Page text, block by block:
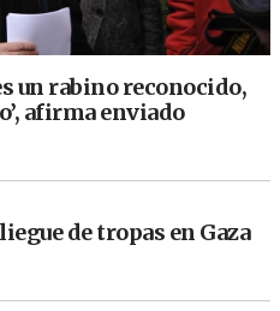
un rabino reconocido,
afirma enviado
de tropas en Gaza